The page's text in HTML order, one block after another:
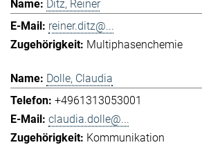
Ditz, Reiner
reiner.ditz@...
Multiphasenchemie
Dolle, Claudia
+4961313053001
claudia.dolle@...
Kommunikation